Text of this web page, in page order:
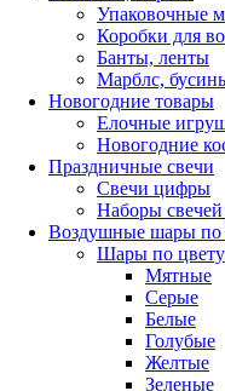
Упаковочные
Коробки для
Банты, ленты
Марблс,
Новогодние товары
Елочные
Новогодние
Праздничные свечи
Свечи цифры
Наборы свечей
Воздушные шары по
Шары по цвету
Мятные
Серые
Белые
Голубые
Желтые
Зеленые